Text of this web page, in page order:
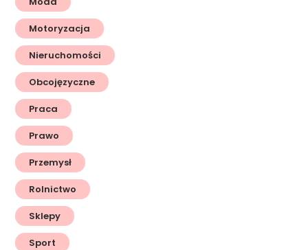
Motoryzacja
Nieruchomości
Obcojęzyczne
Praca
Prawo
Przemysł
Rolnictwo
Sklepy
Sport